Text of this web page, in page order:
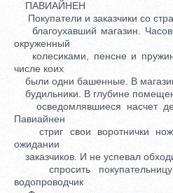
ПАВИАЙНЕН
Покупатели и заказчики со
благоухавший магазин.
окруженный
колесиками, пенсне и
числе коих
были одни башенные. В
будильники. В глубине
осведомлявшиеся насчет
Павиайнен
стриг свои воротнички
ожидании
заказчиков. И не успевал
спросить
водопроводчик